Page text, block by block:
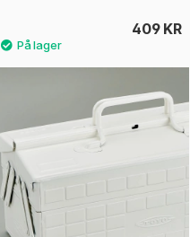
409 KR